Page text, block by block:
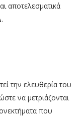
αποτελεσματικά
την ελευθερία του
να μετριάζονται
που